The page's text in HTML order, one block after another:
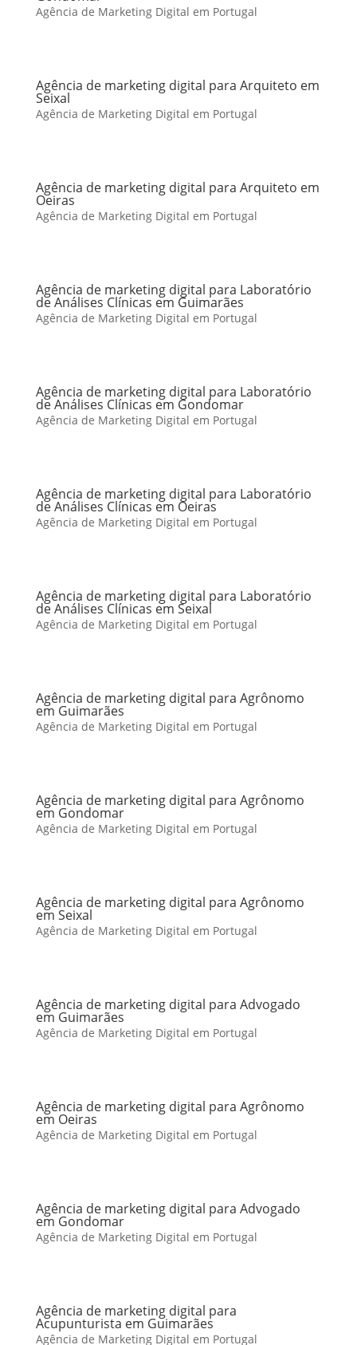
Agência de Marketing Digital em Portugal
Agência de marketing digital para Arquiteto em
Seixal
Agência de Marketing Digital em Portugal
Agência de marketing digital para Arquiteto em
Oeiras
Agência de Marketing Digital em Portugal
Agência de marketing digital para Laboratório
de Análises Clínicas em Guimarães
Agência de Marketing Digital em Portugal
Agência de marketing digital para Laboratório
de Análises Clínicas em Gondomar
Agência de Marketing Digital em Portugal
Agência de marketing digital para Laboratório
de Análises Clínicas em Oeiras
Agência de Marketing Digital em Portugal
Agência de marketing digital para Laboratório
de Análises Clínicas em Seixal
Agência de Marketing Digital em Portugal
Agência de marketing digital para Agrônomo
em Guimarães
Agência de Marketing Digital em Portugal
Agência de marketing digital para Agrônomo
em Gondomar
Agência de Marketing Digital em Portugal
Agência de marketing digital para Agrônomo
em Seixal
Agência de Marketing Digital em Portugal
Agência de marketing digital para Advogado
em Guimarães
Agência de Marketing Digital em Portugal
Agência de marketing digital para Agrônomo
em Oeiras
Agência de Marketing Digital em Portugal
Agência de marketing digital para Advogado
em Gondomar
Agência de Marketing Digital em Portugal
Agência de marketing digital para
Acupunturista em Guimarães
Agência de Marketing Digital em Portugal